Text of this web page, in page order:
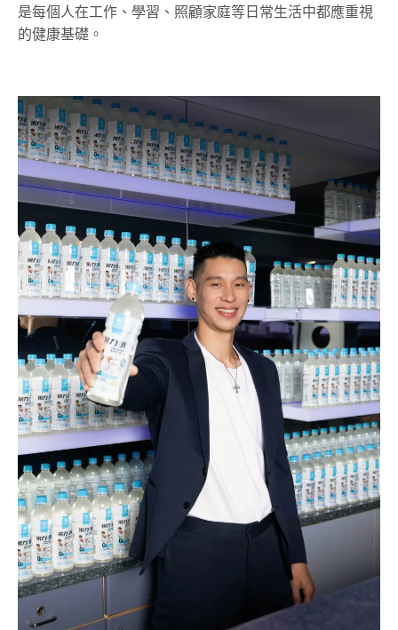
是每個人在工作、學習、照顧家庭等日常生活中都應重視
的健康基礎。